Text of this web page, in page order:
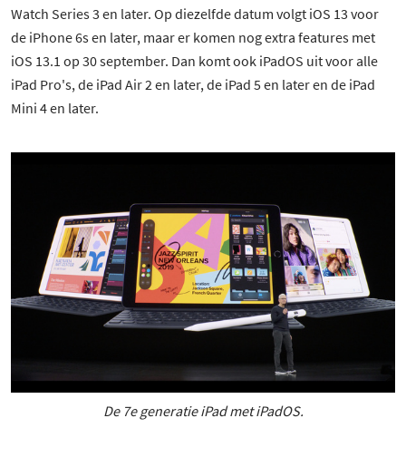
Watch Series 3 en later. Op diezelfde datum volgt iOS 13 voor
de iPhone 6s en later, maar er komen nog extra features met
iOS 13.1 op 30 september. Dan komt ook iPadOS uit voor alle
iPad Pro's, de iPad Air 2 en later, de iPad 5 en later en de iPad
Mini 4 en later.
De 7e generatie iPad met iPadOS.